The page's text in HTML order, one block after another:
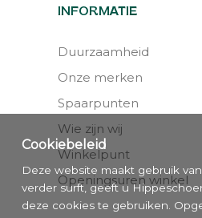
INFORMATIE
Duurzaamheid
Onze merken
Spaarpunten
Wie zijn wij
Winkelpunt
Openingsuren winkel
Cookiebeleid
Deze website maakt gebruik
verder surft, geeft u
deze cookies te gebruiken.